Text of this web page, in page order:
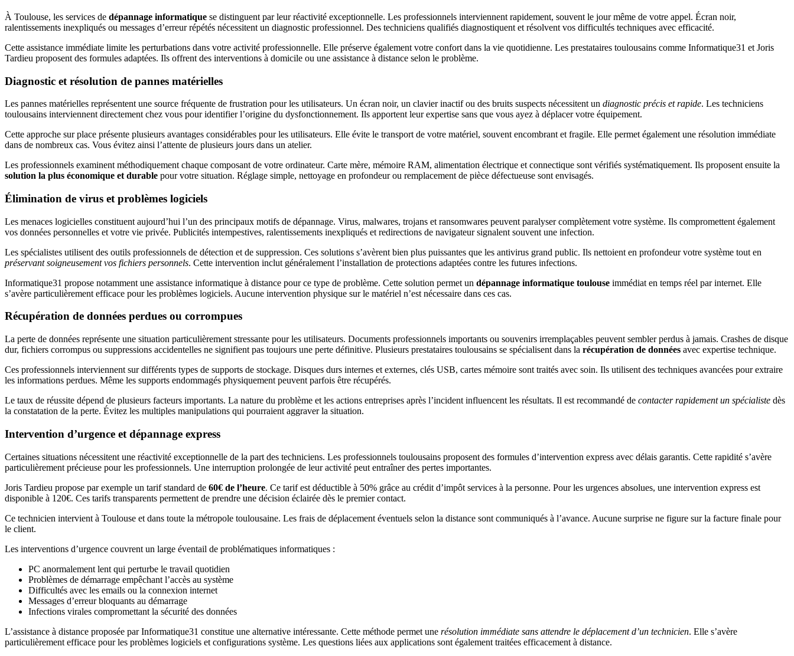
À Toulouse, les services de dépannage informatique se distinguent par leur réactivité exceptionnelle. Les professionnels interviennent rapidement, souvent le jour même de votre appel. Écran noir,
ralentissements inexpliqués ou messages d’erreur répétés nécessitent un diagnostic professionnel. Des techniciens qualifiés diagnostiquent et résolvent vos difficultés techniques avec efficacité.
Cette assistance immédiate limite les perturbations dans votre activité professionnelle. Elle préserve également votre confort dans la vie quotidienne. Les prestataires toulousains comme Informatique31 et Joris
Tardieu proposent des formules adaptées. Ils offrent des interventions à domicile ou une assistance à distance selon le problème.
Diagnostic et résolution de pannes matérielles
Les pannes matérielles représentent une source fréquente de frustration pour les utilisateurs. Un écran noir, un clavier inactif ou des bruits suspects nécessitent un diagnostic précis et rapide. Les techniciens
toulousains interviennent directement chez vous pour identifier l’origine du dysfonctionnement. Ils apportent leur expertise sans que vous ayez à déplacer votre équipement.
Cette approche sur place présente plusieurs avantages considérables pour les utilisateurs. Elle évite le transport de votre matériel, souvent encombrant et fragile. Elle permet également une résolution immédiate
dans de nombreux cas. Vous évitez ainsi l’attente de plusieurs jours dans un atelier.
Les professionnels examinent méthodiquement chaque composant de votre ordinateur. Carte mère, mémoire RAM, alimentation électrique et connectique sont vérifiés systématiquement. Ils proposent ensuite la
solution la plus économique et durable pour votre situation. Réglage simple, nettoyage en profondeur ou remplacement de pièce défectueuse sont envisagés.
Élimination de virus et problèmes logiciels
Les menaces logicielles constituent aujourd’hui l’un des principaux motifs de dépannage. Virus, malwares, trojans et ransomwares peuvent paralyser complètement votre système. Ils compromettent également
vos données personnelles et votre vie privée. Publicités intempestives, ralentissements inexpliqués et redirections de navigateur signalent souvent une infection.
Les spécialistes utilisent des outils professionnels de détection et de suppression. Ces solutions s’avèrent bien plus puissantes que les antivirus grand public. Ils nettoient en profondeur votre système tout en
préservant soigneusement vos fichiers personnels. Cette intervention inclut généralement l’installation de protections adaptées contre les futures infections.
Informatique31 propose notamment une assistance informatique à distance pour ce type de problème. Cette solution permet un dépannage informatique toulouse immédiat en temps réel par internet. Elle
s’avère particulièrement efficace pour les problèmes logiciels. Aucune intervention physique sur le matériel n’est nécessaire dans ces cas.
Récupération de données perdues ou corrompues
La perte de données représente une situation particulièrement stressante pour les utilisateurs. Documents professionnels importants ou souvenirs irremplaçables peuvent sembler perdus à jamais. Crashes de disque
dur, fichiers corrompus ou suppressions accidentelles ne signifient pas toujours une perte définitive. Plusieurs prestataires toulousains se spécialisent dans la récupération de données avec expertise technique.
Ces professionnels interviennent sur différents types de supports de stockage. Disques durs internes et externes, clés USB, cartes mémoire sont traités avec soin. Ils utilisent des techniques avancées pour extraire
les informations perdues. Même les supports endommagés physiquement peuvent parfois être récupérés.
Le taux de réussite dépend de plusieurs facteurs importants. La nature du problème et les actions entreprises après l’incident influencent les résultats. Il est recommandé de contacter rapidement un spécialiste dès
la constatation de la perte. Évitez les multiples manipulations qui pourraient aggraver la situation.
Intervention d’urgence et dépannage express
Certaines situations nécessitent une réactivité exceptionnelle de la part des techniciens. Les professionnels toulousains proposent des formules d’intervention express avec délais garantis. Cette rapidité s’avère
particulièrement précieuse pour les professionnels. Une interruption prolongée de leur activité peut entraîner des pertes importantes.
Joris Tardieu propose par exemple un tarif standard de 60€ de l’heure. Ce tarif est déductible à 50% grâce au crédit d’impôt services à la personne. Pour les urgences absolues, une intervention express est
disponible à 120€. Ces tarifs transparents permettent de prendre une décision éclairée dès le premier contact.
Ce technicien intervient à Toulouse et dans toute la métropole toulousaine. Les frais de déplacement éventuels selon la distance sont communiqués à l’avance. Aucune surprise ne figure sur la facture finale pour
le client.
Les interventions d’urgence couvrent un large éventail de problématiques informatiques :
PC anormalement lent qui perturbe le travail quotidien
Problèmes de démarrage empêchant l’accès au système
Difficultés avec les emails ou la connexion internet
Messages d’erreur bloquants au démarrage
Infections virales compromettant la sécurité des données
L’assistance à distance proposée par Informatique31 constitue une alternative intéressante. Cette méthode permet une résolution immédiate sans attendre le déplacement d’un technicien. Elle s’avère
particulièrement efficace pour les problèmes logiciels et configurations système. Les questions liées aux applications sont également traitées efficacement à distance.